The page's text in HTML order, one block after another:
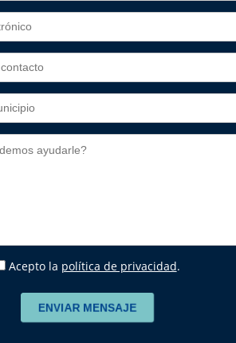
Acepto la política de privacidad.